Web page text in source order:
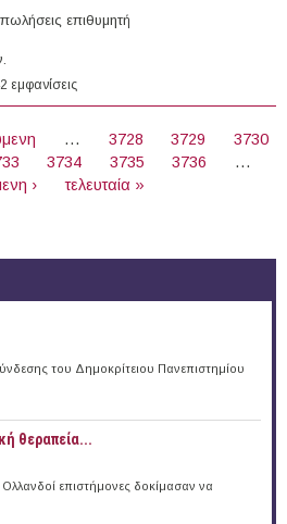
επιθυμητή
εργασίας στην "Artzo" (Σέρρες)
εμφανίσεις
… 3728 3729
3730
3734 3735 3736
…
›
τελευταία »
του Δημοκρίτειου Πανεπιστημίου
θεραπεία...
επιστήμονες δοκίμασαν να